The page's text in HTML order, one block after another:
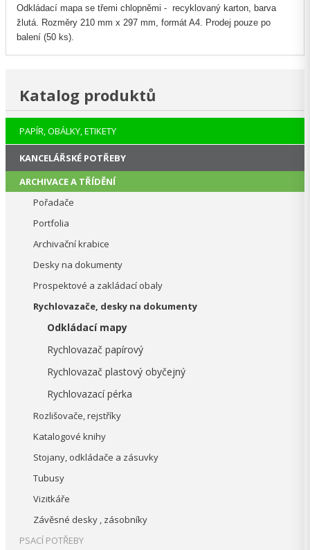
Odkládací mapa se třemi chlopněmi - recyklovaný karton, barva
žlutá. Rozměry 210 mm x 297 mm, formát A4. Prodej pouze po
balení (50 ks).
Katalog produktů
PAPÍR, OBÁLKY, ETIKETY
KANCELÁŘSKÉ POTŘEBY
ARCHIVACE A TŘÍDĚNÍ
Pořadače
Portfolia
Archivační krabice
Desky na dokumenty
Prospektové a zakládací obaly
Rychlovazače, desky na dokumenty
Odkládací mapy
Rychlovazač papírový
Rychlovazač plastový obyčejný
Rychlovazací pérka
Rozlišovače, rejstříky
Katalogové knihy
Stojany, odkládače a zásuvky
Tubusy
Vizitkáře
Závěsné desky , zásobníky
PSACÍ POTŘEBY